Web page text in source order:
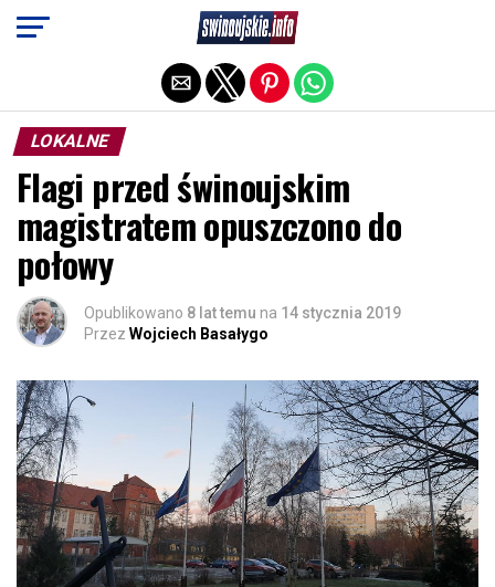
LOKALNE
Flagi przed świnoujskim
magistratem opuszczono do
połowy
Opublikowano 8 lat temu na 14 stycznia 2019
Przez Wojciech Basałygo
Exit mobile version